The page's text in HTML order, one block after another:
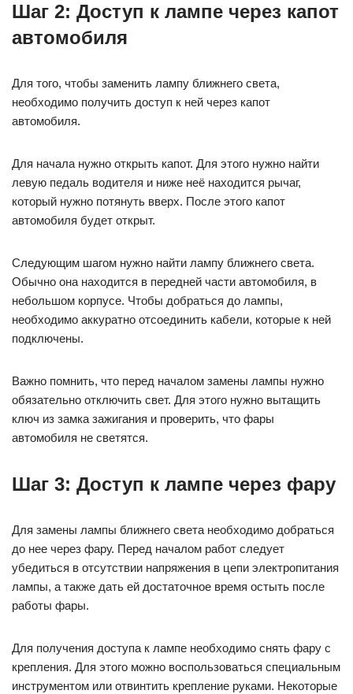
Шаг 2: Доступ к лампе через капот
автомобиля
Для того, чтобы заменить лампу ближнего света,
необходимо получить доступ к ней через капот
автомобиля.
Для начала нужно открыть капот. Для этого нужно найти
левую педаль водителя и ниже неё находится рычаг,
который нужно потянуть вверх. После этого капот
автомобиля будет открыт.
Следующим шагом нужно найти лампу ближнего света.
Обычно она находится в передней части автомобиля, в
небольшом корпусе. Чтобы добраться до лампы,
необходимо аккуратно отсоединить кабели, которые к ней
подключены.
Важно помнить, что перед началом замены лампы нужно
обязательно отключить свет. Для этого нужно вытащить
ключ из замка зажигания и проверить, что фары
автомобиля не светятся.
Шаг 3: Доступ к лампе через фару
Для замены лампы ближнего света необходимо добраться
до нее через фару. Перед началом работ следует
убедиться в отсутствии напряжения в цепи электропитания
лампы, а также дать ей достаточное время остыть после
работы фары.
Для получения доступа к лампе необходимо снять фару с
крепления. Для этого можно воспользоваться специальным
инструментом или отвинтить крепление руками. Некоторые